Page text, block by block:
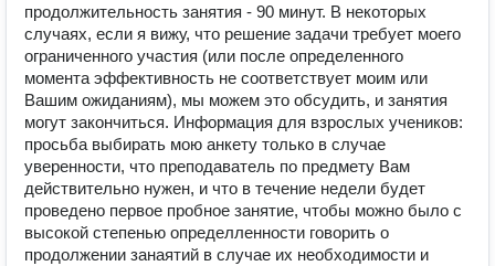
продолжительность занятия - 90 минут. В некоторых
случаях, если я вижу, что решение задачи требует моего
ограниченного участия (или после определенного
момента эффективность не соответствует моим или
Вашим ожиданиям), мы можем это обсудить, и занятия
могут закончиться. Информация для взрослых учеников:
просьба выбирать мою анкету только в случае
уверенности, что преподаватель по предмету Вам
действительно нужен, и что в течение недели будет
проведено первое пробное занятие, чтобы можно было с
высокой степенью определленности говорить о
продолжении занаятий в случае их необходимости и